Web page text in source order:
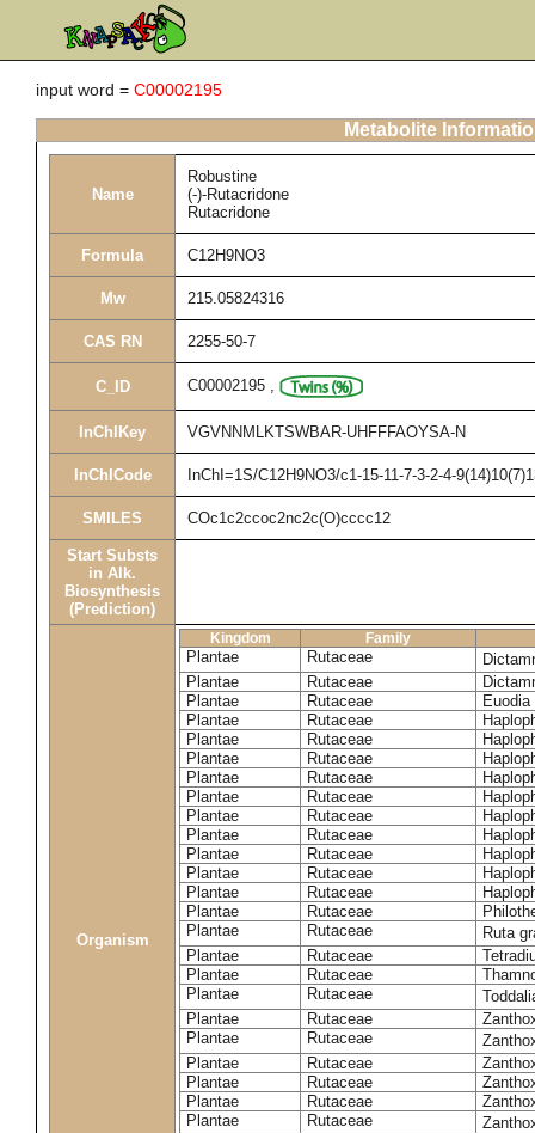
input word = C00002195
Metabolite
Name
Robustine
(-)-Rutacridone
Rutacridone
Formula C12H9NO3
Mw 215.05824316
CAS RN 2255-50-7
C_ID C00002195 ,
InChIKey VGVNNMLKTSWBAR-UHFFFAOYSA-N
InChICode InChI=1S/C12H9NO3/c1-15-11-7-3-2-4-
SMILES COc1c2ccoc2nc2c(O)cccc12
Start Substs
in Alk.
Biosynthesis
(Prediction)
Organism
Kingdom Family
Plantae Rutaceae
Plantae
Rutaceae
Plantae
Rutaceae
Plantae
Rutaceae
Plantae
Rutaceae
Plantae
Rutaceae
Plantae
Rutaceae
Plantae
Rutaceae
Plantae
Rutaceae
Plantae
Rutaceae
Plantae
Rutaceae
Plantae
Rutaceae
Plantae
Rutaceae
Plantae
Rutaceae
Plantae
Rutaceae
Ruta
Plantae
Rutaceae
Plantae
Rutaceae
Plantae
Rutaceae
Plantae
Rutaceae
Plantae
Rutaceae
Plantae
Rutaceae
Plantae
Rutaceae
Plantae
Rutaceae
Plantae
Rutaceae